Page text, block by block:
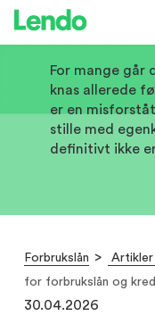
Hva
for
For mange går
knas allerede
er en
stille med
definitivt ikke
Forbrukslån Artikler
for forbrukslån og
30.04.2026